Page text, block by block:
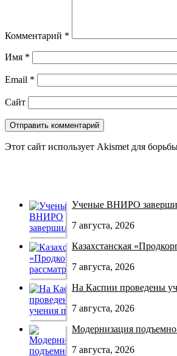
Комментарий *
Имя *
Email *
Сайт
Этот сайт использует Akismet для
Ученые ВНИРО
7 августа, 2026
Казахстанская
7 августа, 2026
На Каспии проведены
7 августа, 2026
Модернизация
7 августа, 2026